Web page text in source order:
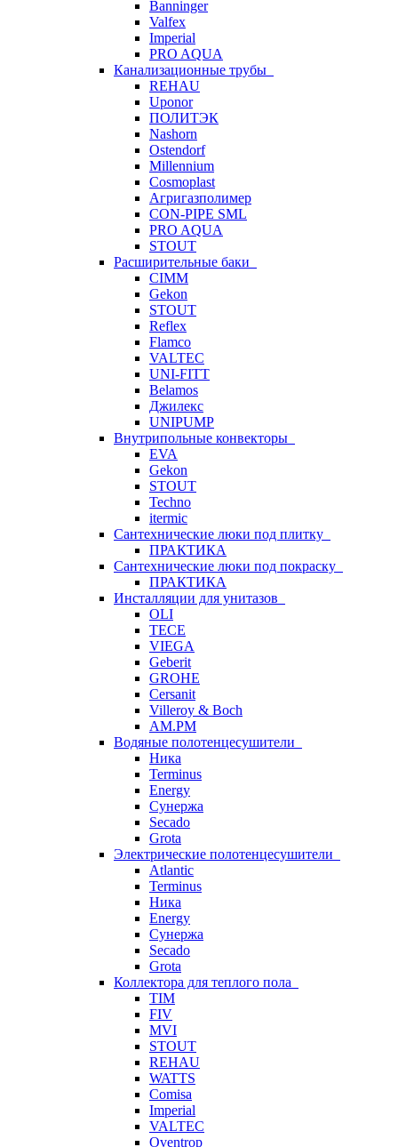
Banninger
Valfex
Imperial
PRO AQUA
Канализационные трубы
REHAU
Uponor
ПОЛИТЭК
Nashorn
Ostendorf
Millennium
Cosmoplast
Агригазполимер
CON-PIPE SML
PRO AQUA
STOUT
Расширительные баки
CIMM
Gekon
STOUT
Reflex
Flamco
VALTEC
UNI-FITT
Belamos
Джилекс
UNIPUMP
Внутрипольные конвекторы
EVA
Gekon
STOUT
Techno
itermic
Сантехнические люки под плитку
ПРАКТИКА
Сантехнические люки под покраску
ПРАКТИКА
Инсталляции для унитазов
OLI
TECE
VIEGA
Geberit
GROHE
Cersanit
Villeroy & Boch
AM.PM
Водяные полотенцесушители
Ника
Terminus
Energy
Сунержа
Secado
Grota
Электрические полотенцесушители
Atlantic
Terminus
Ника
Energy
Сунержа
Secado
Grota
Коллектора для теплого пола
TIM
FIV
MVI
STOUT
REHAU
WATTS
Comisa
Imperial
VALTEC
Oventrop